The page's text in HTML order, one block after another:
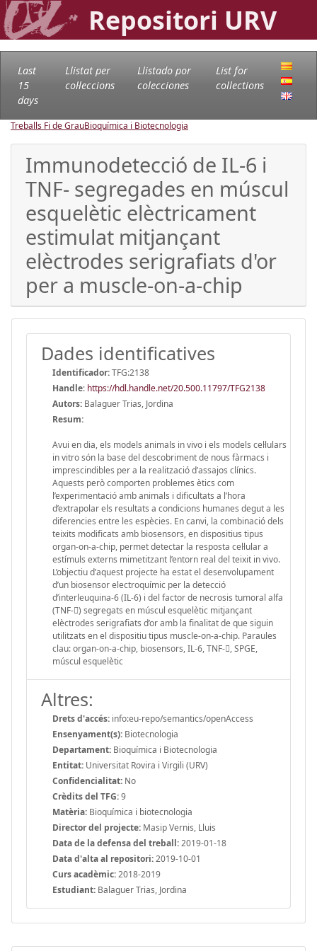
Repositori URV
Last
15
days
Llistat per
col·leccions
Llistado por
colecciones
List for
collections
Treballs Fi de GrauBioquímica i Biotecnologia
Immunodetecció de IL-6 i
TNF- segregades en múscul
esquelètic elèctricament
estimulat mitjançant
elèctrodes serigrafiats d'or
per a muscle-on-a-chip
Dades identificatives
Identificador:TFG:2138
Handle: https://hdl.handle.net/20.500.11797/TFG2138
Autors: Balaguer Trias, Jordina
Resum:
Avui en dia, els models animals in vivo i els models cel·lulars
in vitro són la base del descobriment de nous fàrmacs i
imprescindibles per a la realització d’assajos clínics.
Aquests però comporten problemes ètics com
l’experimentació amb animals i dificultats a l’hora
d’extrapolar els resultats a condicions humanes degut a les
diferencies entre les espècies. En canvi, la combinació dels
teixits modificats amb biosensors, en dispositius tipus
organ-on-a-chip, permet detectar la resposta cel·lular a
estímuls externs mimetitzant l’entorn real del teixit in vivo.
L’objectiu d’aquest projecte ha estat el desenvolupament
d’un biosensor electroquímic per la detecció
d’interleuquina-6 (IL-6) i del factor de necrosis tumoral alfa
(TNF-) segregats en múscul esquelètic mitjançant
elèctrodes serigrafiats d’or amb la finalitat de que siguin
utilitzats en el dispositiu tipus muscle-on-a-chip. Paraules
clau: organ-on-a-chip, biosensors, IL-6, TNF-, SPGE,
múscul esquelètic
Altres:
Drets d'accés: info:eu-repo/semantics/openAccess
Ensenyament(s): Biotecnologia
Departament: Bioquímica i Biotecnologia
Entitat: Universitat Rovira i Virgili (URV)
Confidencialitat: No
Crèdits del TFG:9
Matèria: Bioquímica i biotecnologia
Director del projecte: Masip Vernis, Lluis
Data de la defensa del treball:2019-01-18
Data d'alta al repositori:2019-10-01
Curs acadèmic:2018-2019
Estudiant: Balaguer Trias, Jordina